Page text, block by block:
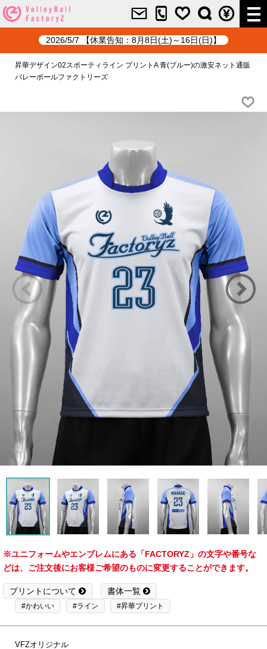
2026/5/7 【休業告知：8月8日(土)～16日(日)】
昇華デザイン02スポーティライン プリントA 青(ブルー)の激安ネット通販
バレーボールファクトリーズ
※ユニフォームやエンブレムにある「FACTORYZ」の文字や番号な
どは、ご注文後にお客様ご希望のものに変更することができます。
プリントについて 書体一覧
#かわいい #ライン #昇華プリント
VFZオリジナル